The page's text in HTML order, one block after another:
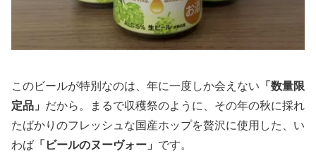
このビールが特別なのは、年に一度しか会えない 「数量限
定品」 だから。まるで収穫祭のように、その年の秋に採れ
たばかりのフレッシュな国産ホップを贅沢に使用した、い
わば 「ビールのヌーヴォー」 です。